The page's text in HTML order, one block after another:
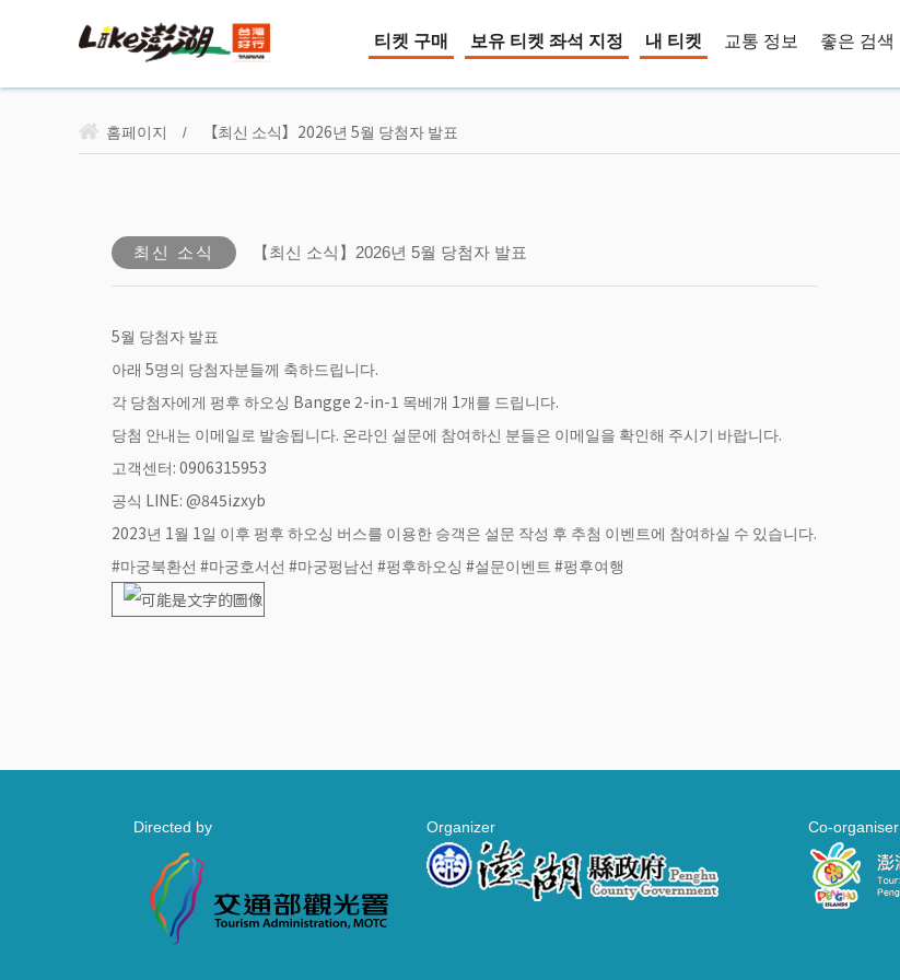
티켓 구매 보유 티켓 좌석 지정 내 티켓 교통 정보 좋은 검색
홈페이지 / 【최신 소식】2026년 5월 당첨자 발표
최신 소식 【최신 소식】2026년 5월 당첨자 발표
5월 당첨자 발표
아래 5명의 당첨자분들께 축하드립니다.
각 당첨자에게 펑후 하오싱 Bangge 2-in-1 목베개 1개를 드립니다.
당첨 안내는 이메일로 발송됩니다. 온라인 설문에 참여하신 분들은 이메일을 확인해 주시기 바랍니다.
고객센터: 0906315953
공식 LINE: @845izxyb
2023년 1월 1일 이후 펑후 하오싱 버스를 이용한 승객은 설문 작성 후 추첨 이벤트에 참여하실 수 있습니다.
#마궁북환선 #마궁호서선 #마궁펑남선 #펑후하오싱 #설문이벤트 #펑후여행
Directed by Organizer Co-organiser